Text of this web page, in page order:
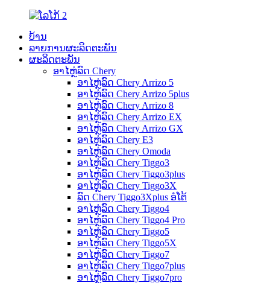
ບ້ານ
ລາຍການຜະລິດຕະພັນ
ຜະລິດຕະພັນ
ອາໄຫຼ່ລົດ Chery
ອາໄຫຼ່ລົດ Chery Arrizo 5
ອາໄຫຼ່ລົດ Chery Arrizo 5plus
ອາໄຫຼ່ລົດ Chery Arrizo 8
ອາໄຫຼ່ລົດ Chery Arrizo EX
ອາໄຫຼ່ລົດ Chery Arrizo GX
ອາໄຫຼ່ລົດ Chery E3
ອາໄຫຼ່ລົດ Chery Omoda
ອາໄຫຼ່ລົດ Chery Tiggo3
ອາໄຫຼ່ລົດ Chery Tiggo3plus
ອາໄຫຼ່ລົດ Chery Tiggo3X
ລົດ Chery Tiggo3Xplus ອໍໂຕ້
ອາໄຫຼ່ລົດ Chery Tiggo4
ອາໄຫຼ່ລົດ Chery Tiggo4 Pro
ອາໄຫຼ່ລົດ Chery Tiggo5
ອາໄຫຼ່ລົດ Chery Tiggo5X
ອາໄຫຼ່ລົດ Chery Tiggo7
ອາໄຫຼ່ລົດ Chery Tiggo7plus
ອາໄຫຼ່ລົດ Chery Tiggo7pro